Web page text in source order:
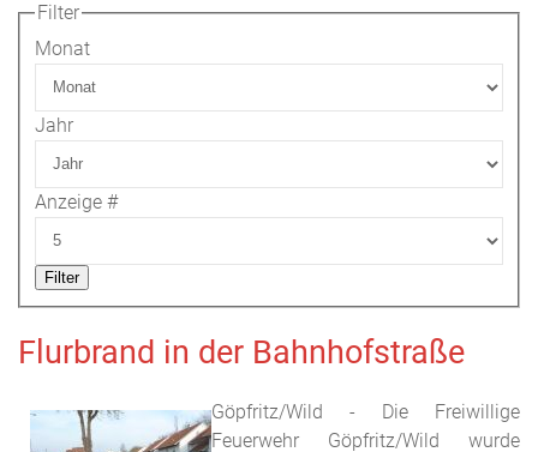
Filter
Monat
Jahr
Anzeige #
Filter
Flurbrand in der Bahnhofstraße
Göpfritz/Wild - Die Freiwillige
Feuerwehr Göpfritz/Wild wurde